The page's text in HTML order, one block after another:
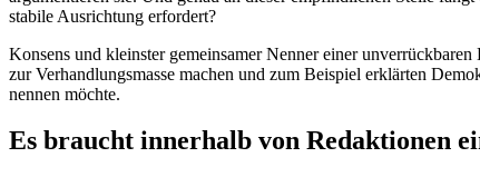
stabile Ausrichtung erfordert?
Konsens und kleinster gemeinsamer Nenner einer
zur Verhandlungsmasse machen und zum Beispiel erklärten
nennen möchte.
Es braucht innerhalb von Redaktionen